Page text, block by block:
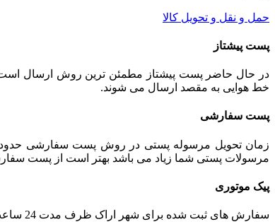
حمل و نقل و تحویل کالا
پست پیشتاز
خط هوایی به مقصد ارسال می شوند.
پست سفارشی
زمان تحویل مرسوله پستی در روش پست سفارشی حدود
مرسولات پستی شما زیاد می باشد بهتر است از پست
پیک موتوری
سفارش های ثبت شده برای شهر اراک ظرف مدت 24 ساعت از زمان تایید پرداخت، توسط پیک ارسال خواهند شد.